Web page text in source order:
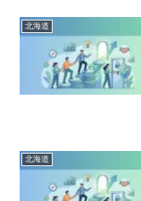
北海道
北海道